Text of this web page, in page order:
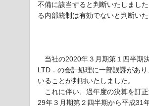
不備に該当すると判断いたしまし
る内部統制は有効でないと判断いた
当社の2020年３月期第１四半期
LTD．の会計処理に一部誤謬があ
いることが判明いたしました。
これに伴い、過年度の決算を訂
29年３月期第２四半期から平成31